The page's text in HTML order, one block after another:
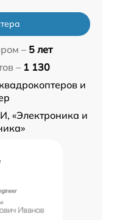
– 5 лет
– 1 130
и
«Электроника и